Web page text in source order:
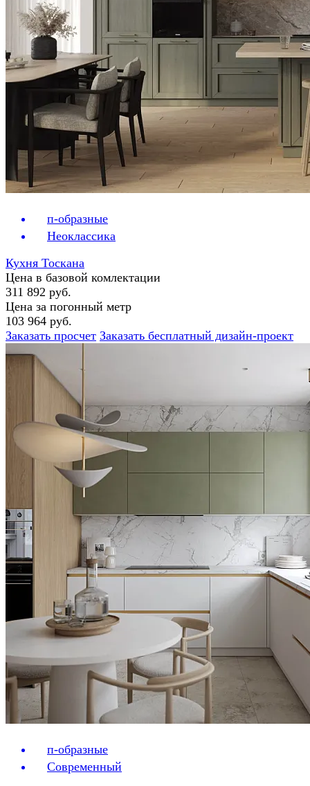
п-образные
Неоклассика
Кухня Тоскана
Цена в базовой комлектации
311 892 руб.
Цена за погонный метр
103 964 руб.
Заказать просчет Заказать бесплатный дизайн-проект
п-образные
Современный